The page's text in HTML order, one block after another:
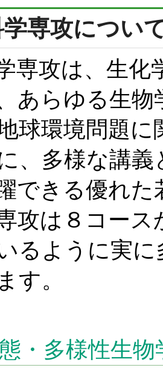
専攻につい
専攻は、生化
あらゆる生
球環境問題
、多様な講
できる優れ
攻は８コー
るように実
す。
・多様性生物